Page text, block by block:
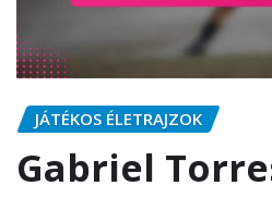
JÁTÉKOS ÉLETRAJZOK
Gabriel